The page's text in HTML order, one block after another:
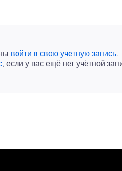
войти в свою учётную запись.
, если у вас ещё нет учётной